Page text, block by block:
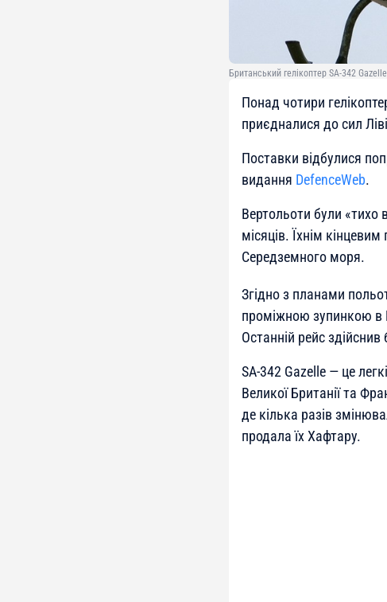
Британський гелікоптер SA-342
Понад чотири
приєдналися до сил
Поставки відбулися
видання DefenceWeb.
Вертольоти були «тихо
місяців. Їхнім
Середземного моря.
Згідно з планами
проміжною зупинкою в
Останній рейс
SA-342 Gazelle — це
Великої Британії та
де кілька разів
продала їх Хафтару.